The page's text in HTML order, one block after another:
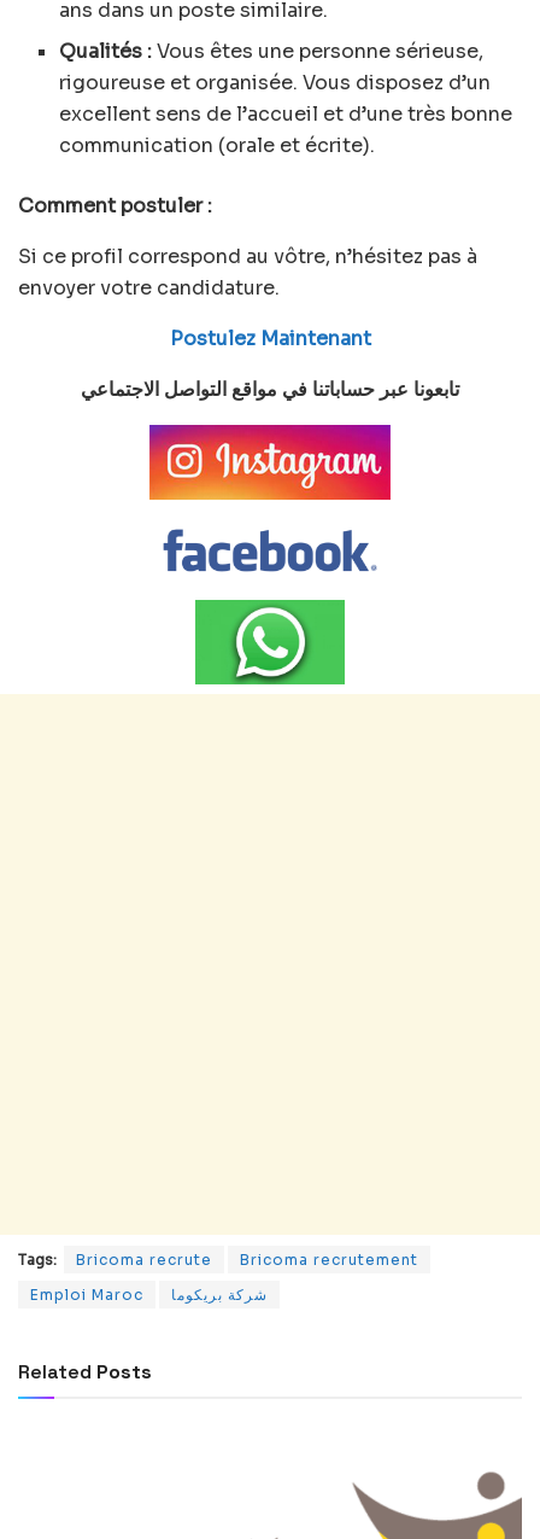
ans dans un poste similaire.
Qualités :Vous êtes une personne sérieuse,
rigoureuse et organisée. Vous disposez d’un
excellent sens de l’accueil et d’une très bonne
communication (orale et écrite).
Comment postuler :
Si ce profil correspond au vôtre, n’hésitez pas à
envoyer votre candidature.
Postulez Maintenant
تابعونا عبر حساباتنا في مواقع التواصل الاجتماعي
Tags: Bricoma recrute
Bricoma recrutement
Emploi Maroc
شركة بريكوما
Related Posts